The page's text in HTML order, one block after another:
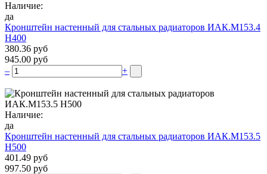
Наличие:
да
Кронштейн настенный для стальных радиаторов ИАК.М153.4
Н400
380.36 руб
945.00 руб
–
+
Наличие:
да
Кронштейн настенный для стальных радиаторов ИАК.М153.5
Н500
401.49 руб
997.50 руб